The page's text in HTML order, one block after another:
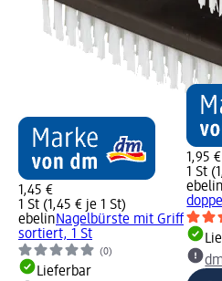
1,45 €
1 St (1,45 € je 1 St)
ebelinNagelbürste mit Griff
sortiert, 1 St
(0)
Lieferbar
1,95 €
1 St
ebelin